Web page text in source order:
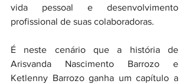
vida pessoal e desenvolvimento
profissional de suas colaboradoras.
É neste cenário que a história de
Arisvanda Nascimento Barrozo e
Ketlenny Barrozo ganha um capítulo a